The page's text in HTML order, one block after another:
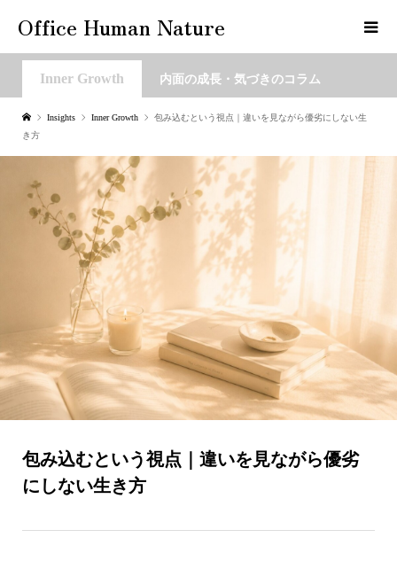
Office Human Nature
Inner Growth 内面の成長・気づきのコラム
Insights Inner Growth
包み込むという視点｜違いを見ながら優劣にしない生
き方
包み込むという視点｜違いを見ながら優劣
にしない生き方